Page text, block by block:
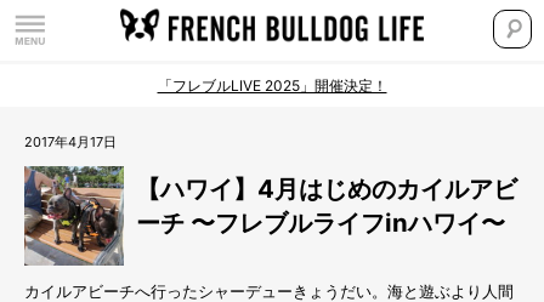
「フレブルLIVE 2025」開催決定！
2017年4月17日
【ハワイ】4月はじめのカイルアビ
ーチ 〜フレブルライフinハワイ〜
カイルアビーチへ行ったシャーデューきょうだい。海と遊ぶより人間